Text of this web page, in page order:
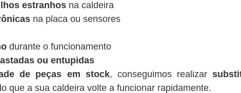
estranhos na caldeira
na placa ou sensores
durante o funcionamento
ou entupidas
de peças em stock, conseguimos realizar
que a sua caldeira volte a funcionar rapidamente.